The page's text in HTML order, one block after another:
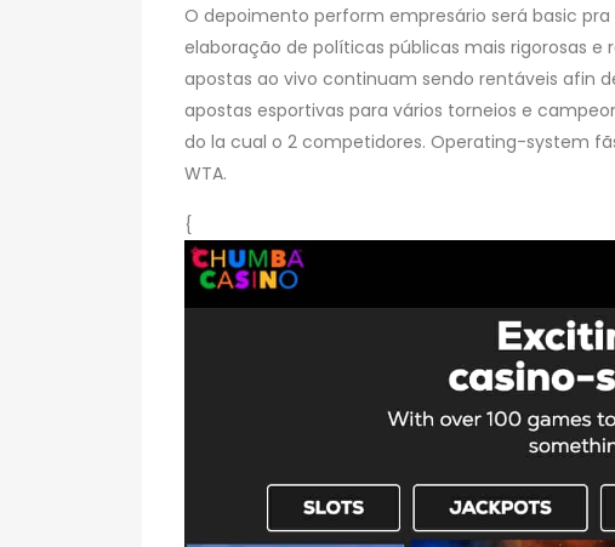
O depoimento perform empresário será basic
elaboração de políticas públicas mais rigorosas e
apostas ao vivo continuam sendo rentáveis afin
apostas esportivas para vários torneios e
do la cual o 2 competidores. Operating-system
WTA.
{